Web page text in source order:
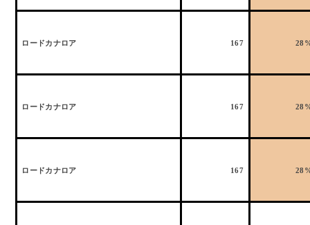
ロードカナロア 167
ロードカナロア 167
ロードカナロア 167